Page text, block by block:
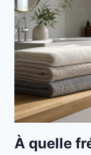
À quelle